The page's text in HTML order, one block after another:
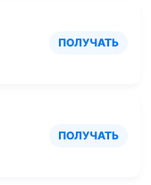
ПОЛУЧАТЬ
ПОЛУЧАТЬ